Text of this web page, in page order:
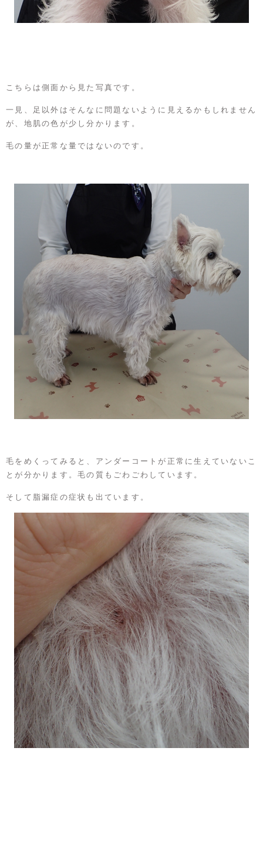
こちらは側面から見た写真です。
一見、足以外はそんなに問題ないように見えるかもしれません
が、地肌の色が少し分かります。
毛の量が正常な量ではないのです。
毛をめくってみると、アンダーコートが正常に生えていないこ
とが分かります。毛の質もごわごわしています。
そして脂漏症の症状も出ています。